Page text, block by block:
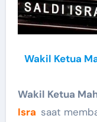
Wakil Ketua
Wakil Ketua
Isra saat